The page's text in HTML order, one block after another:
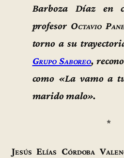
Barboza Díaz en
profesor Octavio
torno a su
Grupo Saboreo,
como «La vamo a
marido malo».
*
Jesús Elías Córdoba